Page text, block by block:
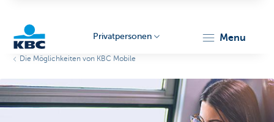
Privatpersonen menu
Die Möglichkeiten von KBC Mobile